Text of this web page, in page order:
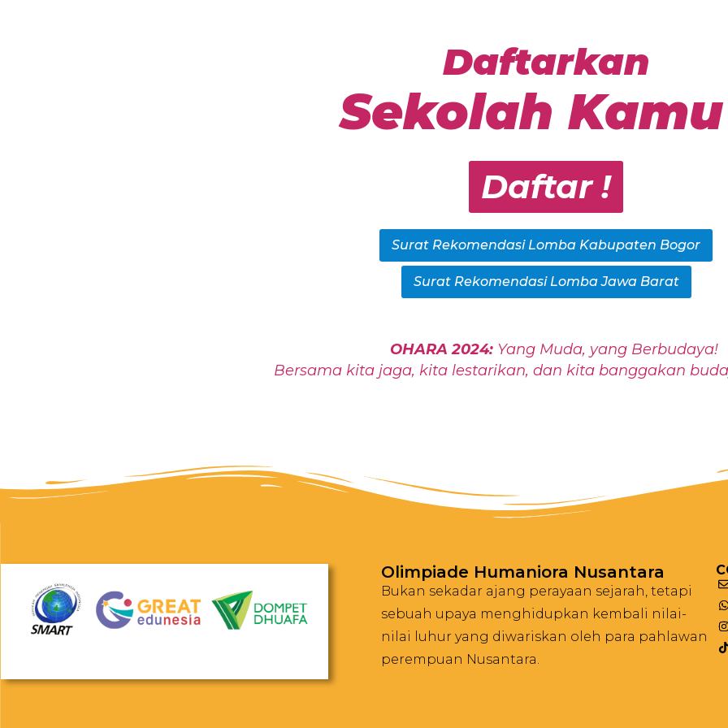
Daftarkan
Sekolah
Daftar !
Surat Rekomendasi Lomba Kabupaten Bogor
Surat Rekomendasi Lomba Jawa Barat
OHARA 2024: Yang Muda, yang Berbudaya!
Bersama kita jaga, kita lestarikan, dan kita banggakan
Olimpiade Humaniora Nusantara
Bukan sekadar ajang perayaan sejarah, tetapi
sebuah upaya menghidupkan kembali nilai-
nilai luhur yang diwariskan oleh para pahlawan
perempuan Nusantara.